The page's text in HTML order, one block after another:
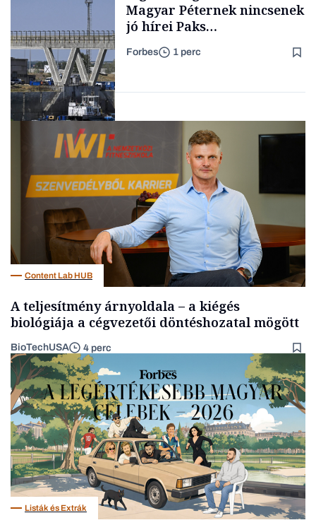
Forbes-sztori
Magyar Péternek nincsenek
jó hírei Paks
újraindításáról
Forbes 1 perc
Content Lab HUB
A teljesítmény árnyoldala – a kiégés
biológiája a cégvezetői döntéshozatal mögött
BioTechUSA 4 perc
Listák és Extrák